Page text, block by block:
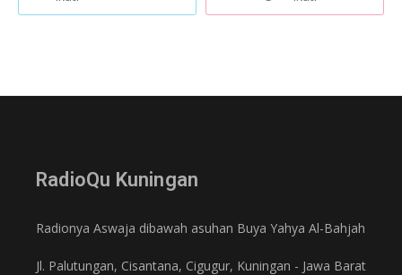
RadioQu Kuningan
Radionya Aswaja dibawah asuhan Buya Yahya Al-Bahjah
Jl. Palutungan, Cisantana, Cigugur, Kuningan - Jawa Barat